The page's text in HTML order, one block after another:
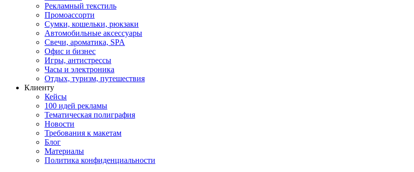
Рекламный текстиль
Промоассорти
Сумки, кошельки, рюкзаки
Автомобильные аксессуары
Свечи, ароматика, SPA
Офис и бизнес
Игры, антистрессы
Часы и электроника
Отдых, туризм, путешествия
Клиенту
Кейсы
100 идей рекламы
Тематическая полиграфия
Новости
Требования к макетам
Блог
Материалы
Политика конфиденциальности